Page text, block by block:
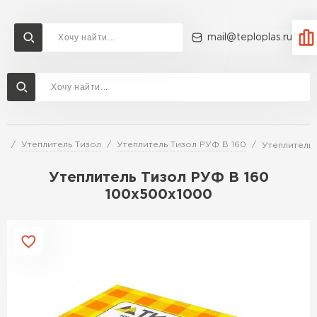
mail@teploplas.ru
Утеплитель Тизол Утеплитель Тизол РУФ В 160
Утеплитель Тизол РУФ В 160
100х500х1000
Доставка и оплата
Утеплитель Ветонит
Утеплитель Технониколь
Утеплитель Rockwool